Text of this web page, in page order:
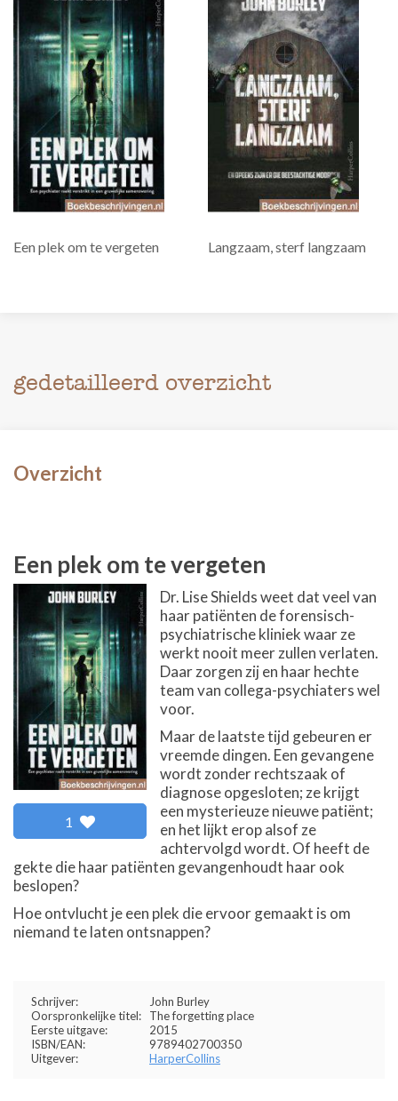
Een plek om te vergeten Langzaam, sterf langzaam
gedetailleerd overzicht
Overzicht
Een plek om te vergeten
1
Dr. Lise Shields weet dat veel van
haar patiënten de forensisch-
psychiatrische kliniek waar ze
werkt nooit meer zullen verlaten.
Daar zorgen zij en haar hechte
team van collega-psychiaters wel
voor.
Maar de laatste tijd gebeuren er
vreemde dingen. Een gevangene
wordt zonder rechtszaak of
diagnose opgesloten; ze krijgt
een mysterieuze nieuwe patiënt;
en het lijkt erop alsof ze
achtervolgd wordt. Of heeft de
gekte die haar patiënten gevangenhoudt haar ook
beslopen?
Hoe ontvlucht je een plek die ervoor gemaakt is om
niemand te laten ontsnappen?
Schrijver:
John Burley
Oorspronkelijke titel:
The forgetting place
Eerste uitgave:
2015
ISBN/EAN:
9789402700350
Uitgever:
HarperCollins